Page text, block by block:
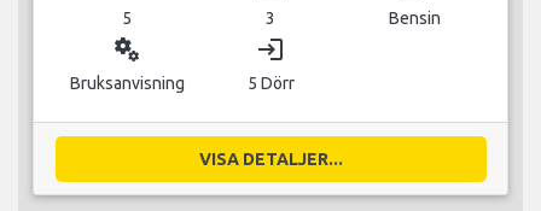
5 3 Bensin
miscellaneous_services
Bruksanvisning
login
5 Dörr
VISA DETALJER...